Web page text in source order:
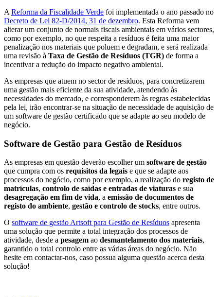
A Reforma da Fiscalidade Verde foi implementada o ano passado no
Decreto de Lei 82-D/2014, 31 de dezembro. Esta Reforma vem
alterar um conjunto de normais fiscais ambientais em vários sectores,
como por exemplo, no que respeita a resíduos é feita uma maior
penalização nos materiais que poluem e degradam, e será realizada
uma revisão à Taxa de Gestão de Resíduos (TGR) de forma a
incentivar a redução do impacto negativo ambiental.
As empresas que atuem no sector de resíduos, para concretizarem
uma gestão mais eficiente da sua atividade, atendendo às
necessidades do mercado, e corresponderem às regras estabelecidas
pela lei, irão encontrar-se na situação de necessidade de aquisição de
um software de gestão certificado que se adapte ao seu modelo de
negócio.
Software de Gestão para Gestão de Resíduos
As empresas em questão deverão escolher um software de gestão
que cumpra com os requisitos da legais e que se adapte aos
processos do negócio, como por exemplo, a realização do registo de
matrículas, controlo de saídas e entradas de viaturas e sua
desagregação em fim de vida, a emissão de documentos de
registo do ambiente, gestão e controlo de stocks, entre outros.
O software de gestão Artsoft para Gestão de Resíduos apresenta
uma solução que permite a total integração dos processos de
atividade, desde a pesagem ao desmantelamento dos materiais,
garantido o total controlo entre as várias áreas do negócio. Não
hesite em contactar-nos, caso possua alguma questão acerca desta
solução!